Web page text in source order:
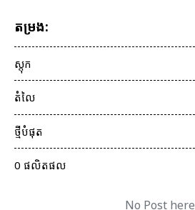
តម្រង:
ស្តុក
តំលៃ
ថ្មីបំផុត
0 ផលិតផល
No Post here